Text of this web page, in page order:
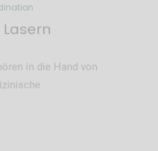
in die Hand von